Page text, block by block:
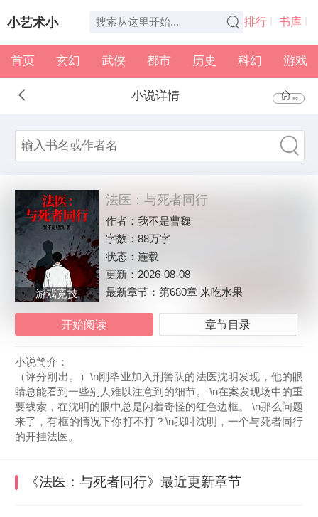
小艺术小
说
排行 书库
全本 书架
首页 玄幻 武侠 都市 历史 科幻 游戏
小说详情 首页
游戏竞技
法医：与死者同行
作者：我不是曹魏
字数：88万字
状态：连载
更新： 2026-08-08
最新章节：第680章 来吃水果
开始阅读 章节目录
小说简介：
（评分刚出。）\n刚毕业加入刑警队的法医沈明发现，他的眼
睛总能看到一些别人难以注意到的细节。 \n在案发现场中的重
要线索，在沈明的眼中总是闪着奇怪的红色边框。 \n那么问题
来了，有框的情况下你打不打？\n我叫沈明，一个与死者同行
的开挂法医。
《法医：与死者同行》 最近更新章节